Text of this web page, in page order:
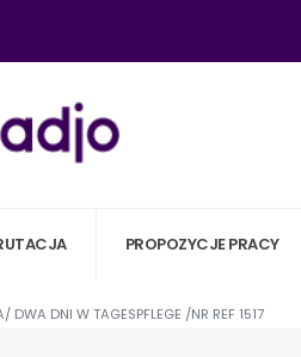
PROPOZYCJE PRACY
DWA DNI W TAGESPFLEGE /NR REF 1517